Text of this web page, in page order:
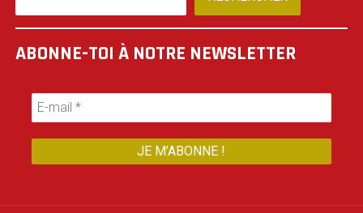
ABONNE-TOI À NOTRE NEWSLETTER